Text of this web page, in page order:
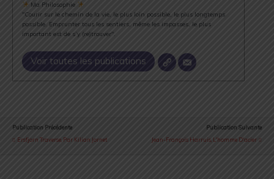
Ma Philosophie
"Courir sur le chemin de la vie, le plus loin possible, le plus longtemps
possible. Emprunter tous les sentiers, même les impasses, le plus
important est de s’y (re)trouver".
Voir toutes les publications
Publication Précédente
Ersfjorn Traverse, Par Kilian Jornet
Publication Suivante
Jean-François Harruis, L'homme D'acier